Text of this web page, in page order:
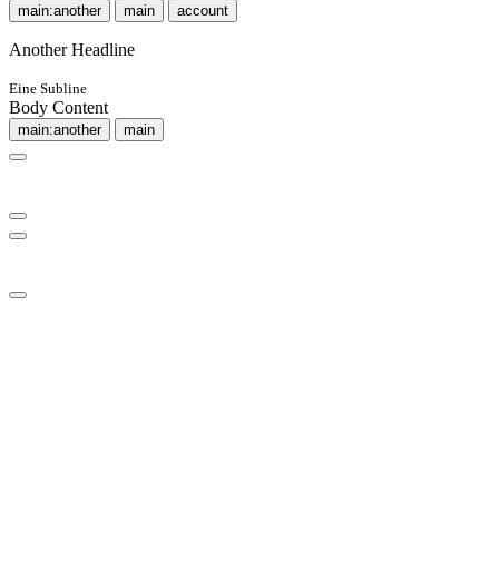
main:another main account
Another Headline
Eine Subline
Body Content
main:another main